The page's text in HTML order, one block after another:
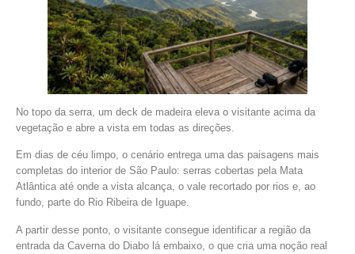
No topo da serra, um deck de madeira eleva o visitante acima da
vegetação e abre a vista em todas as direções.
Em dias de céu limpo, o cenário entrega uma das paisagens mais
completas do interior de São Paulo: serras cobertas pela Mata
Atlântica até onde a vista alcança, o vale recortado por rios e, ao
fundo, parte do Rio Ribeira de Iguape.
A partir desse ponto, o visitante consegue identificar a região da
entrada da Caverna do Diabo lá embaixo, o que cria uma noção real